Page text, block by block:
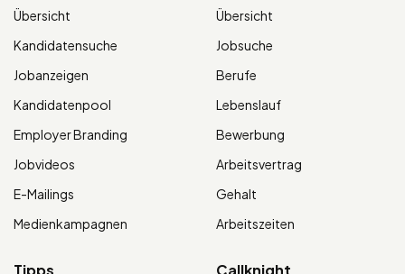
Übersicht
Kandidatensuche
Jobanzeigen
Kandidatenpool
Employer Branding
Jobvideos
E-Mailings
Medienkampagnen
Übersicht
Jobsuche
Berufe
Lebenslauf
Bewerbung
Arbeitsvertrag
Gehalt
Arbeitszeiten
Tipps Callknight